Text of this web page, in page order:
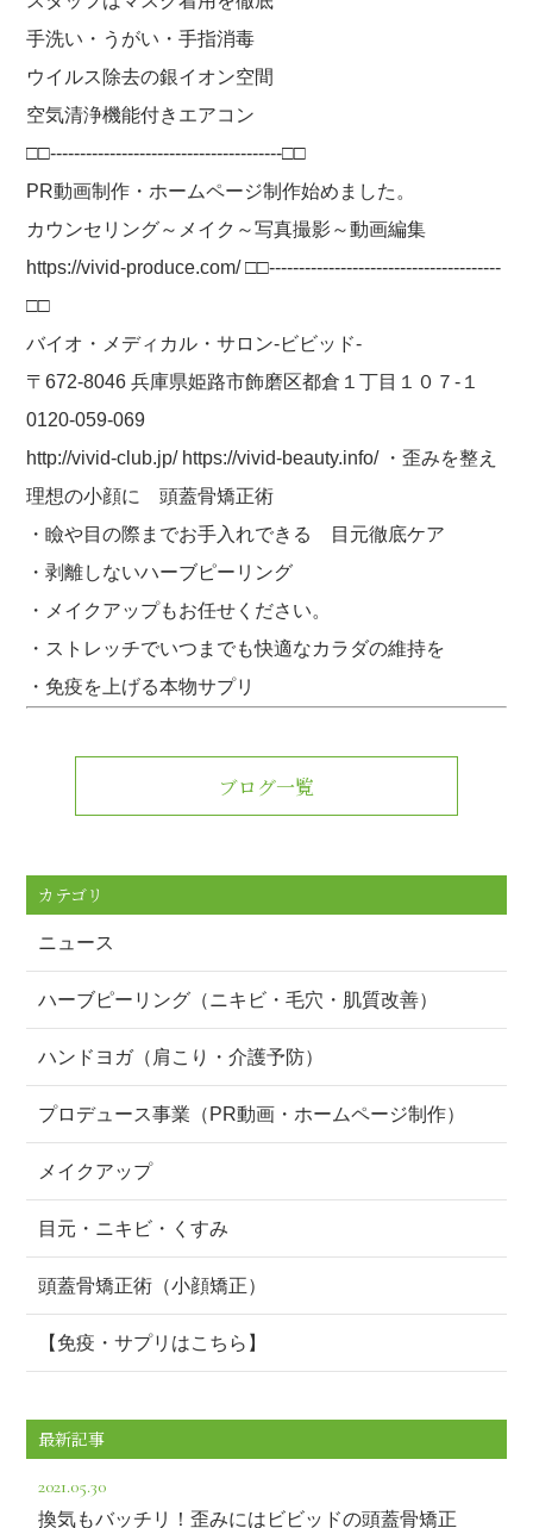
手洗い・うがい・手指消毒
ウイルス除去の銀イオン空間
空気清浄機能付きエアコン
□□---------------------------------------□□
PR動画制作・ホームページ制作始めました。
カウンセリング～メイク～写真撮影～動画編集
https://vivid-produce.com/ □□---------------------------------------
□□
バイオ・メディカル・サロン-ビビッド-
〒672-8046 兵庫県姫路市飾磨区都倉１丁目１０７-１
0120-059-069
http://vivid-club.jp/ https://vivid-beauty.info/ ・歪みを整え
理想の小顔に 頭蓋骨矯正術
・瞼や目の際までお手入れできる 目元徹底ケア
・剥離しないハーブピーリング
・メイクアップもお任せください。
・ストレッチでいつまでも快適なカラダの維持を
・免疫を上げる本物サプリ
ブログ一覧
カテゴリ
ニュース
ハーブピーリング（ニキビ・毛穴・肌質改善）
ハンドヨガ（肩こり・介護予防）
プロデュース事業（PR動画・ホームページ制作）
メイクアップ
目元・ニキビ・くすみ
頭蓋骨矯正術（小顔矯正）
【免疫・サプリはこちら】
最新記事
2021.05.30
換気もバッチリ！歪みにはビビッドの頭蓋骨矯正